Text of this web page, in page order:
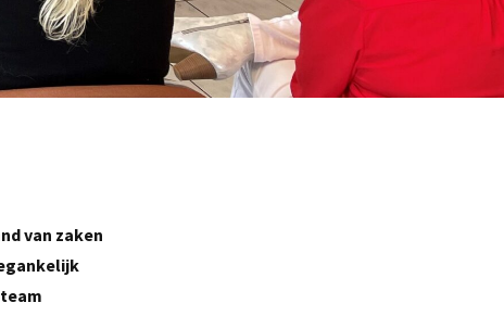
van zaken